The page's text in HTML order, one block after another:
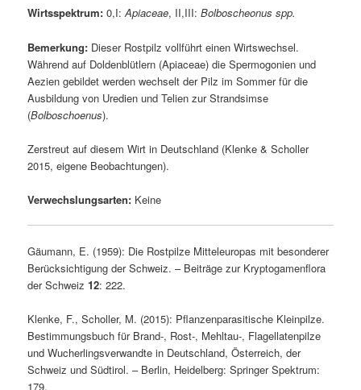
Wirtsspektrum:0,I:Apiaceae, II,III:Bolboscheonus spp.
Bemerkung: Dieser Rostpilz vollführt einen Wirtswechsel.
Während auf Doldenblütlern (Apiaceae) die Spermogonien und
Aezien gebildet werden wechselt der Pilz im Sommer für die
Ausbildung von Uredien und Telien zur Strandsimse
(Bolboschoenus).
Zerstreut auf diesem Wirt in Deutschland (Klenke & Scholler
2015, eigene Beobachtungen).
Verwechslungsarten: Keine
Gäumann, E. (1959): Die Rostpilze Mitteleuropas mit besonderer
Berücksichtigung der Schweiz. – Beiträge zur Kryptogamenflora
der Schweiz12: 222.
Klenke, F., Scholler, M. (2015): Pflanzenparasitische Kleinpilze.
Bestimmungsbuch für Brand-, Rost-, Mehltau-, Flagellatenpilze
und Wucherlingsverwandte in Deutschland, Österreich, der
Schweiz und Südtirol. – Berlin, Heidelberg: Springer Spektrum:
179.